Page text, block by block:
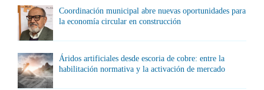
Coordinación municipal abre nuevas oportunidades para
la economía circular en construcción
Áridos artificiales desde escoria de cobre: entre la
habilitación normativa y la activación de mercado